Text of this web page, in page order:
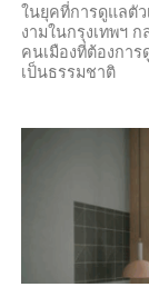
ในยุคที่การดูแลตัว
งามในกรุงเทพฯ
คนเมืองที่ต้องกา
เป็นธรรมชาติ